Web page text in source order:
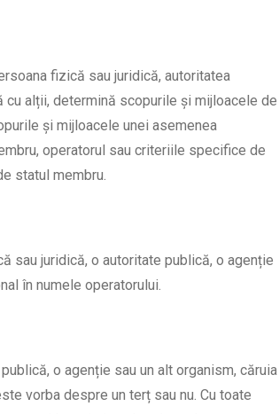
fizică sau juridică, autoritatea
cu alții, determină scopurile și mijloacele de
și mijloacele unei asemenea
operatorul sau criteriile specifice de
statul membru.
sau juridică, o autoritate publică, o agenție
în numele operatorului.
o agenție sau un alt organism, căruia
vorba despre un terț sau nu. Cu toate